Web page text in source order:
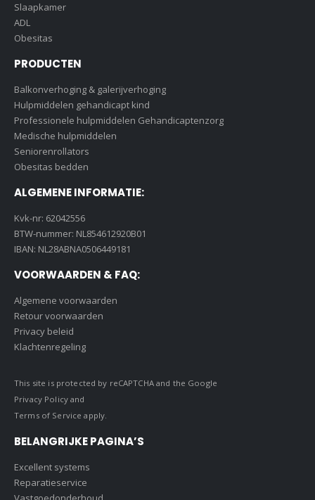
Slaapkamer
ADL
Obesitas
PRODUCTEN
Balkonverhoging & galerijverhoging
Hulpmiddelen gehandicapt kind
Professionele hulpmiddelen Gehandicaptenzorg
Medische hulpmiddelen
Seniorenrollators
Obesitas bedden
ALGEMENE INFORMATIE:
Kvk-nr: 62042556
BTW-nummer: NL854612920B01
IBAN: NL28ABNA0506449181
VOORWAARDEN & FAQ:
Algemene voorwaarden
Retour voorwaarden
Privacy beleid
Klachtenregeling
This site is protected by reCAPTCHA and the Google
Privacy Policyand
Terms of Service apply.
BELANGRIJKE PAGINA’S
Excellent systems
Reparatieservice